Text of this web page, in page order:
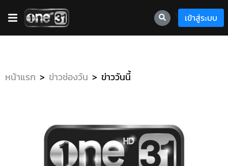
เข้าสู่ระบบ
หน้าแรก ข่าวช่องวัน ข่าววันนี้